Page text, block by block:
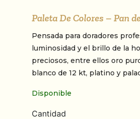
Paleta De Colores – Pan
Pensada para doradores
luminosidad y el brillo de la
preciosos, entre ellos oro
blanco de 12 kt, platino y
Disponible
Cantidad